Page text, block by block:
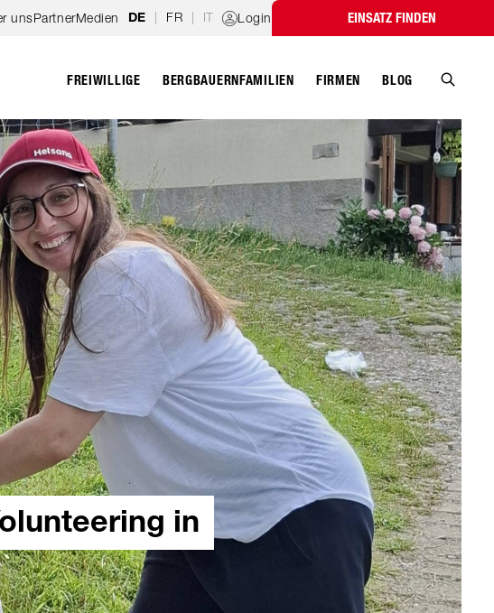
unsPartnerMedien DE | FR | IT Login EINSATZ FINDEN
FREIWILLIGE BERGBAUERNFAMILIEN FIRMEN BLOG
in